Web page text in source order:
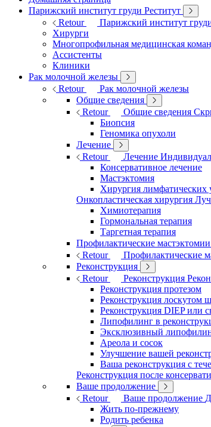
Парижский институт груди Реститут
Retour
Парижский институт
Хирурги
Многопрофильная медицинская
Ассистенты
Клиники
Рак молочной железы
Retour
Рак молочной железы
Общие сведения
Retour
Общие сведения
Биопсия
Геномика опухоли
Лечение
Retour
Лечение
Консервативное лечение
Мастэктомия
Хирургия лимфатических
Онкопластическая хирургия
Химиотерапия
Гормональная терапия
Таргетная терапия
Профилактические мастэктомии
Retour
Профилактические
Реконструкция
Retour
Реконструкция
Реконструкция протезом
Реконструкция
Реконструкция DIEP или
Липофилинг в
Эксклюзивный
Ареола и сосок
Улучшение вашей
Ваша реконструкция с
Реконструкция после
Ваше продолжение
Retour
Ваше продолжение
Жить по-прежнему
Родить ребенка